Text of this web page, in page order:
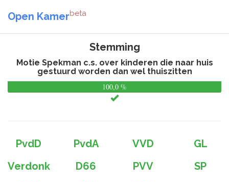
Open Kamerbeta
Stemming
Motie Spekman c.s. over kinderen die naar huis
gestuurd worden dan wel thuiszitten
100,0 %
PvdD PvdA VVD
GL
Verdonk
D66 PVV
SP